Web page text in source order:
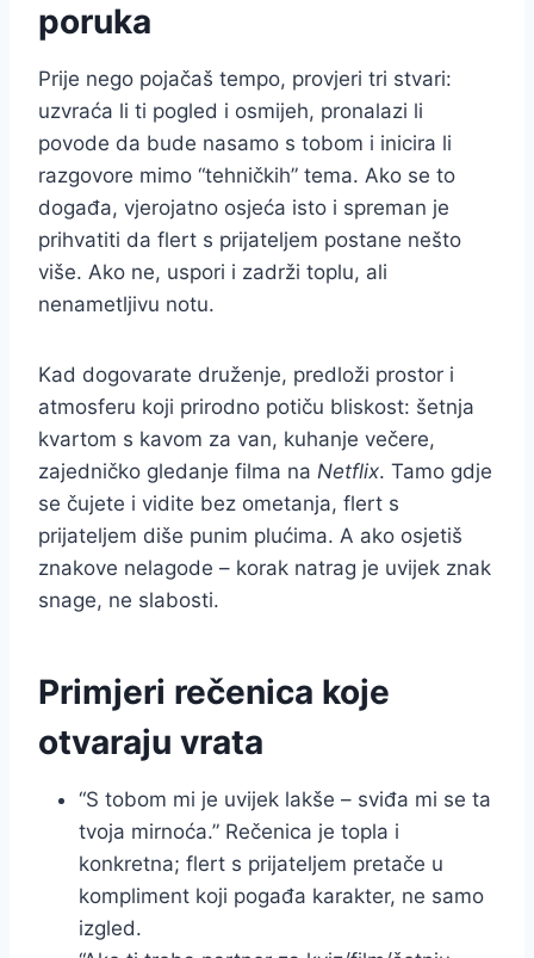
poruka
Prije nego pojačaš tempo, provjeri tri stvari:
uzvraća li ti pogled i osmijeh, pronalazi li
povode da bude nasamo s tobom i inicira li
razgovore mimo “tehničkih” tema. Ako se to
događa, vjerojatno osjeća isto i spreman je
prihvatiti da flert s prijateljem postane nešto
više. Ako ne, uspori i zadrži toplu, ali
nenametljivu notu.
Kad dogovarate druženje, predloži prostor i
atmosferu koji prirodno potiču bliskost: šetnja
kvartom s kavom za van, kuhanje večere,
zajedničko gledanje filma na Netflix. Tamo gdje
se čujete i vidite bez ometanja, flert s
prijateljem diše punim plućima. A ako osjetiš
znakove nelagode – korak natrag je uvijek znak
snage, ne slabosti.
Primjeri rečenica koje
otvaraju vrata
“S tobom mi je uvijek lakše – sviđa mi se ta
tvoja mirnoća.” Rečenica je topla i
konkretna; flert s prijateljem pretače u
kompliment koji pogađa karakter, ne samo
izgled.